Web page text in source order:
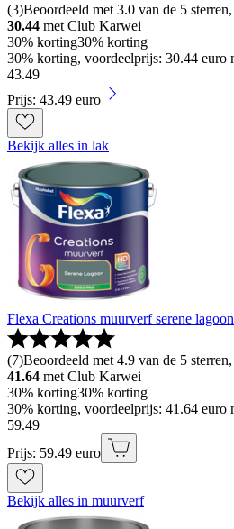
(3)Beoordeeld met 3.0 van de 5
30.44 met Club Karwei
30% korting30% korting
30% korting, voordeelprijs: 30.44 euro
43.49
Prijs: 43.49 euro
Bekijk alles in lak
Flexa Creations muurverf serene
(7)Beoordeeld met 4.9 van de 5
41.64 met Club Karwei
30% korting30% korting
30% korting, voordeelprijs: 41.64 euro
59.49
Prijs: 59.49 euro
Bekijk alles in muurverf